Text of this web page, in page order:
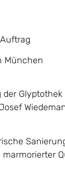
München
Glyptothek